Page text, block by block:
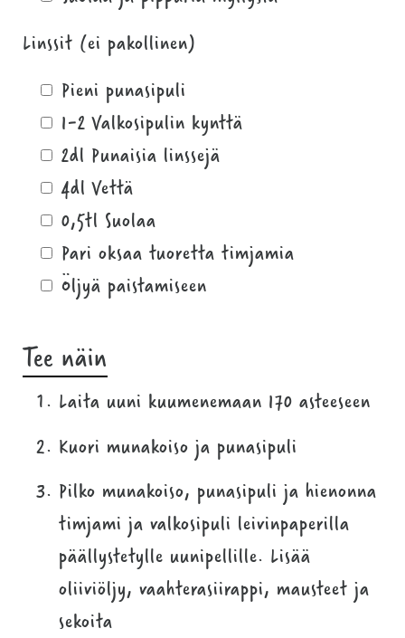
Linssit (ei pakollinen)
Pieni punasipuli
1-2 Valkosipulin kynttä
2dl Punaisia linssejä
4dl Vettä
0,5tl Suolaa
Pari oksaa tuoretta timjamia
Öljyä paistamiseen
Tee näin
Laita uuni kuumenemaan 170 asteeseen
Kuori munakoiso ja punasipuli
Pilko munakoiso, punasipuli ja hienonna
timjami ja valkosipuli leivinpaperilla
päällystetylle uunipellille. Lisää
oliiviöljy, vaahterasiirappi, mausteet ja
sekoita